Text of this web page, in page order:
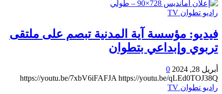
راديو تطوان TV
فيديو: مؤسسة آية المدنية تبصم على ملتقى
تربوي وإبداعي بتطوان
أبريل 28, 2024
0
https://youtu.be/7xbV6iFAFJA https://youtu.be/qLEd0TOJ38Q
راديو تطوان TV